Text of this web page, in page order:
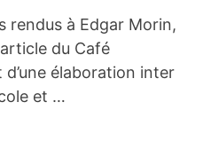
rendus à Edgar Morin,
du Café
d’une élaboration inter
et …